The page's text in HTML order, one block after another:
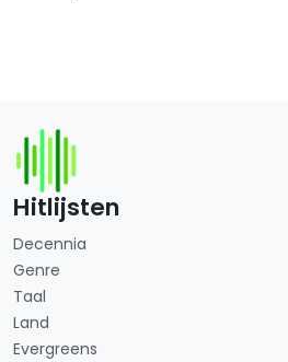
Hitlijsten
Decennia
Genre
Taal
Land
Evergreens